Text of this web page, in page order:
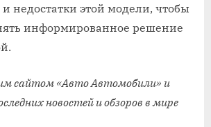
недостатки этой модели, чтобы
информированное решение
сайтом «Авто Автомобили» и
новостей и обзоров в мире